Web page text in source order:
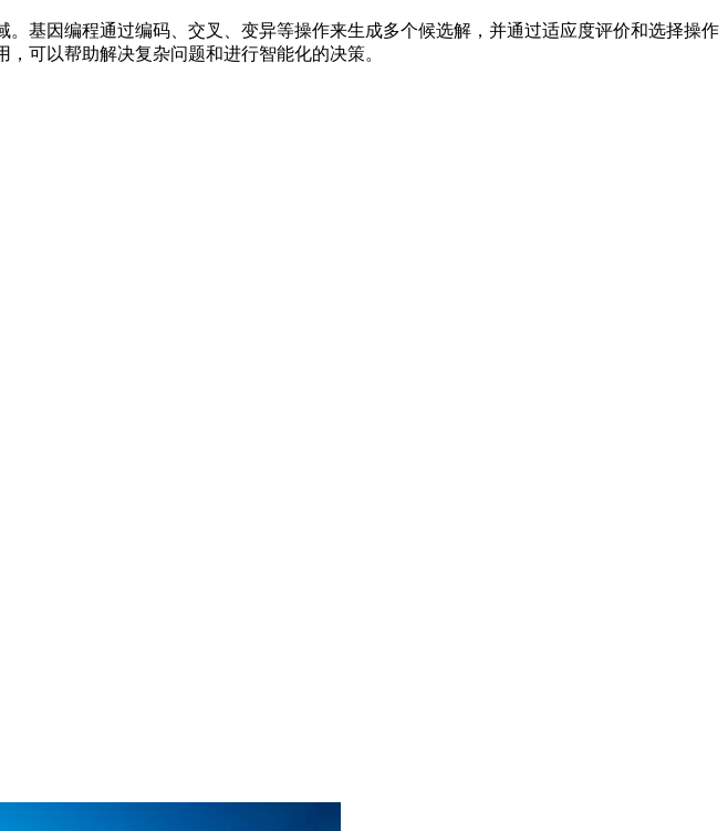
基因编程通过编码、交叉、变异等操作来生成多个候选解，并通过适应度评价和选择操作
可以帮助解决复杂问题和进行智能化的决策。